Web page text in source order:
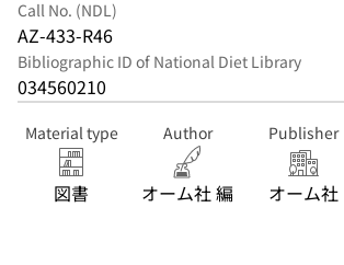
Call No. (NDL)
AZ-433-R46
Bibliographic ID of National Diet Library
034560210
Material type
図書
Author
オーム社 編
Publisher
オーム社